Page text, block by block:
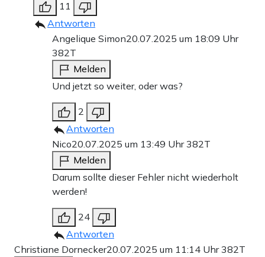
11
Antworten
Angelique Simon20.07.2025 um 18:09 Uhr
382T
Melden
Und jetzt so weiter, oder was?
2
Antworten
Nico20.07.2025 um 13:49 Uhr382T
Melden
Darum sollte dieser Fehler nicht wiederholt
werden!
24
Antworten
Christiane Dornecker20.07.2025 um 11:14 Uhr382T